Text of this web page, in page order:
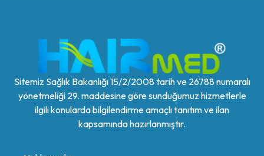
Sitemiz Sağlık Bakanlığı 15/2/2008 tarih ve 26788 numaralı
yönetmeliği 29. maddesine göre sunduğumuz hizmetlerle
ilgili konularda bilgilendirme amaçlı tanıtım ve ilan
kapsamında hazırlanmıştır.